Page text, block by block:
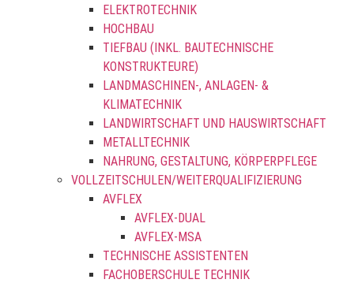
ELEKTROTECHNIK
HOCHBAU
TIEFBAU (INKL. BAUTECHNISCHE
KONSTRUKTEURE)
LANDMASCHINEN-, ANLAGEN- &
KLIMATECHNIK
LANDWIRTSCHAFT UND HAUSWIRTSCHAFT
METALLTECHNIK
NAHRUNG, GESTALTUNG, KÖRPERPFLEGE
VOLLZEITSCHULEN/WEITERQUALIFIZIERUNG
AVFLEX
AVFLEX-DUAL
AVFLEX-MSA
TECHNISCHE ASSISTENTEN
FACHOBERSCHULE TECHNIK